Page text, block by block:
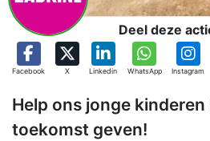
Deel deze
Facebook X Linkedin WhatsApp Instagram
Help ons jonge kinderen
toekomst geven!